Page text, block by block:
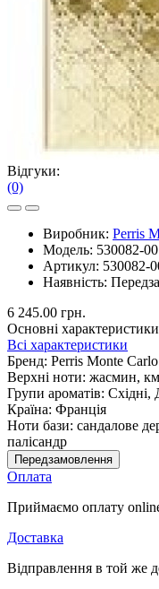
Відгуки:
(0)
Виробник: Perris
Модель: 530082-
Артикул: 530082-
Наявність:
6 245.00 грн.
Основні характеристики
Всі характеристики
Бренд: Perris Monte Carlo
Верхні ноти: жасмин,
Групи ароматів: Східні,
Країна: Франція
Ноти бази: сандалове
палісандр
Передзамовлення
Оплата
Приймаємо оплату
Доставка
Відправлення в той же